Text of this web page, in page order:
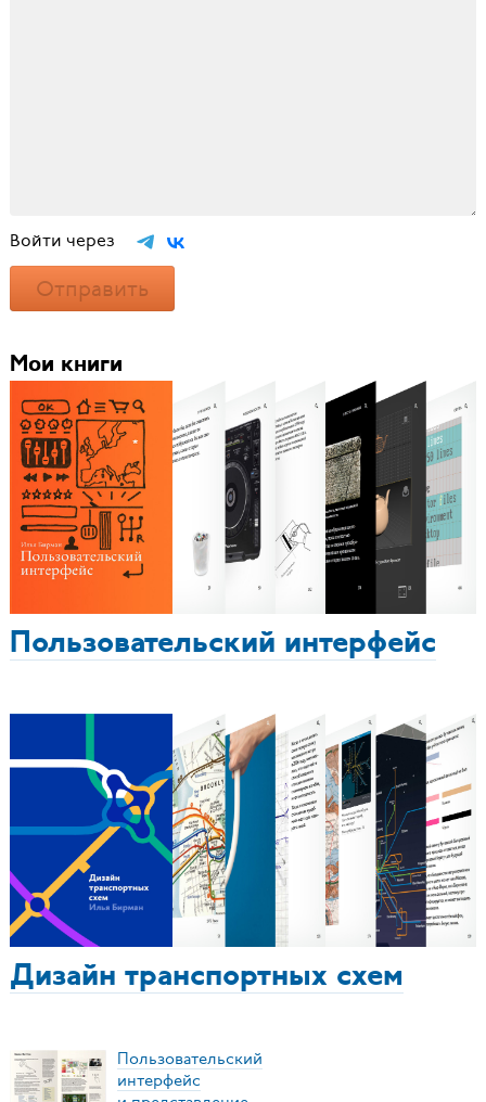
Войти через
Отправить
Мои книги
Пользовательский интерфейс
Дизайн транспортных схем
Пользовательский
интерфейс